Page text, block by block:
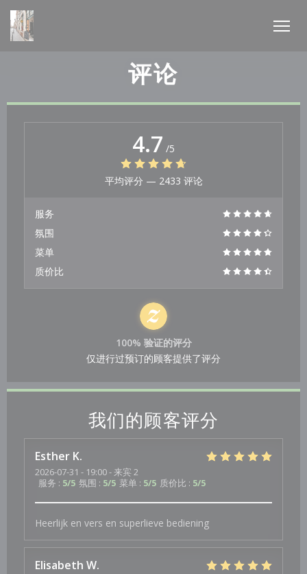
Cookie管理面板
评论
我们的顾客评分
Esther K
2026-07-31 - 19:00 - 来宾 2
服务 : 5/5 氛围 : 5/5 菜单 : 5/5 质价比 : 5/5
Heerlijk en vers en superlieve bediening
Elisabeth W
4.7 /5
平均评分 — 2433 评论
服务
氛围
菜单
质价比
100% 验证的评分
仅进行过预订的顾客提供了评分